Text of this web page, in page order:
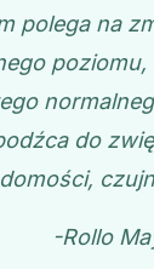
polega na
poziomu,
do
-Rollo